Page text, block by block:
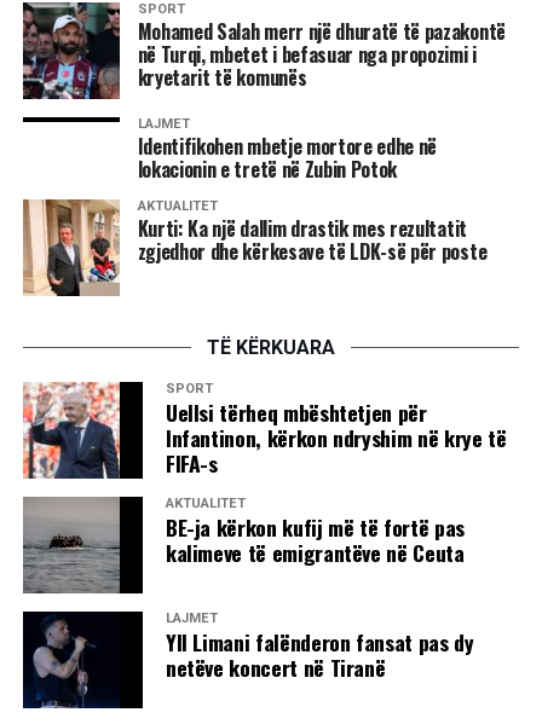
SPORT
Mohamed Salah merr një dhuratë të pazakontë
në Turqi, mbetet i befasuar nga propozimi i
kryetarit të komunës
LAJMET
Identifikohen mbetje mortore edhe në
lokacionin e tretë në Zubin Potok
AKTUALITET
Kurti: Ka një dallim drastik mes rezultatit
zgjedhor dhe kërkesave të LDK-së për poste
TË KËRKUARA
SPORT
Uellsi tërheq mbështetjen për
Infantinon, kërkon ndryshim në krye të
FIFA-s
AKTUALITET
BE-ja kërkon kufij më të fortë pas
kalimeve të emigrantëve në Ceuta
LAJMET
Yll Limani falënderon fansat pas dy
netëve koncert në Tiranë